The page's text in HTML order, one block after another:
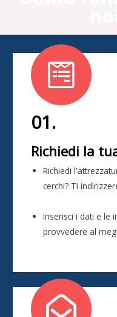
01.
Richiedi la
Richiedi
cerchi? Ti
Inserisci i dati e le
provvedere al